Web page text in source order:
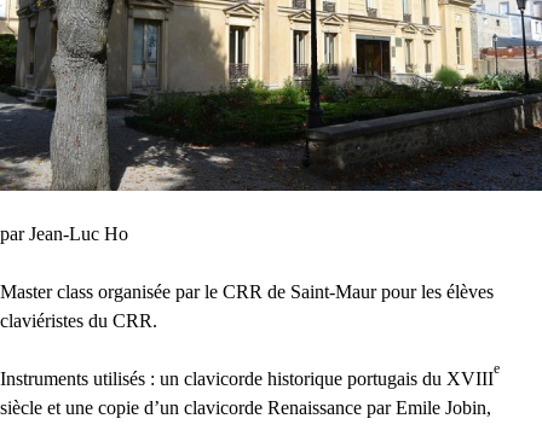
par Jean-Luc Ho
Master class organisée par le CRR de Saint-Maur pour les élèves
claviéristes du CRR.
Instruments utilisés : un clavicorde historique portugais du XVIII
e
siècle et une copie d’un clavicorde Renaissance par Emile Jobin,